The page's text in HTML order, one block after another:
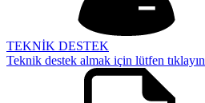
TEKNİK DESTEK
Teknik destek almak için lütfen tıklayın